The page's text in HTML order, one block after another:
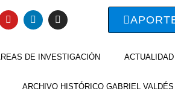
DE INVESTIGACIÓN ACTUALIDAD
ARCHIVO HISTÓRICO GABRIEL VALDÉS